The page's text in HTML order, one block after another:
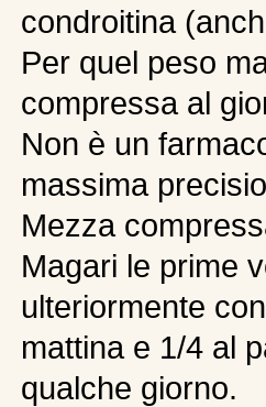
condroitina
Per quel peso
compressa al
Non è un
massima
Mezza
Magari le prime
ulteriormente
mattina e 1/4 al
qualche giorno.